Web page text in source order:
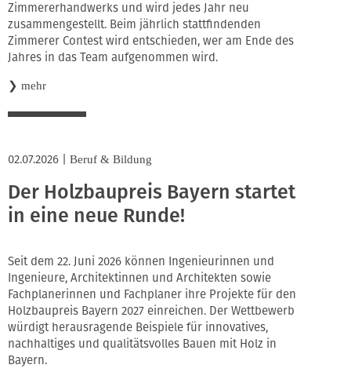
Zimmererhandwerks und wird jedes Jahr neu
zusammengestellt. Beim jährlich stattfindenden
Zimmerer Contest wird entschieden, wer am Ende des
Jahres in das Team aufgenommen wird.
❯ mehr
02.07.2026 Beruf & Bildung
Der Holzbaupreis Bayern startet
in eine neue Runde!
Seit dem 22. Juni 2026 können Ingenieurinnen und
Ingenieure, Architektinnen und Architekten sowie
Fachplanerinnen und Fachplaner ihre Projekte für den
Holzbaupreis Bayern 2027 einreichen. Der Wettbewerb
würdigt herausragende Beispiele für innovatives,
nachhaltiges und qualitätsvolles Bauen mit Holz in
Bayern.